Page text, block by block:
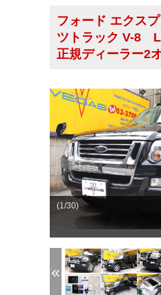
フォード エクス
ツトラック V-
正規ディーラー2
(1/30)